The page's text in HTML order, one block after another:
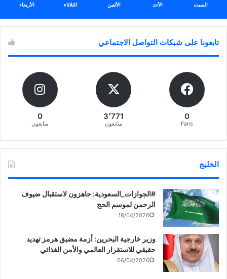
السبت الأحد الأثنين الثلاثاء الأربعاء
تابعونا على شبكات التواصل الاجتماعي
0
Fans
3٬771
متابعون
0
متابعون
الخليج
‏‎#الجوازات_السعودية: جاهزون لاستقبال ضيوف
الرحمن لموسم الحج
18/04/2026
وزير خارجية البحرين: أزمة مضيق هرمز تهديد
حقيقي للاستقرار العالمي والأمن الغذائي
06/04/2026